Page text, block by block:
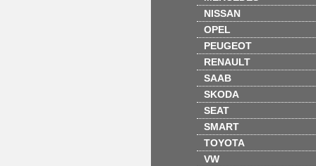
NISSAN
OPEL
PEUGEOT
RENAULT
SAAB
SKODA
SEAT
SMART
TOYOTA
VW